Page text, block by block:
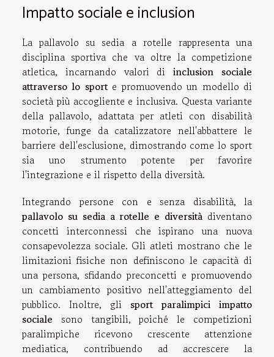
Impatto sociale e inclusion
La pallavolo su sedia a rotelle rappresenta una
disciplina sportiva che va oltre la competizione
atletica, incarnando valori diinclusion sociale
attraverso lo sporte promuovendo un modello di
società più accogliente e inclusiva. Questa variante
della pallavolo, adattata per atleti con disabilità
motorie, funge da catalizzatore nell'abbattere le
barriere dell'esclusione, dimostrando come lo sport
sia uno strumento potente per favorire
l'integrazione e il rispetto della diversità.
Integrando persone con e senza disabilità, la
pallavolo su sedia a rotelle e diversità diventano
concetti interconnessi che ispirano una nuova
consapevolezza sociale. Gli atleti mostrano che le
limitazioni fisiche non definiscono le capacità di
una persona, sfidando preconcetti e promuovendo
un cambiamento positivo nell'atteggiamento del
pubblico. Inoltre, gli sport paralimpici impatto
sociale sono tangibili, poiché le competizioni
paralimpiche ricevono crescente attenzione
mediatica, contribuendo ad accrescere la